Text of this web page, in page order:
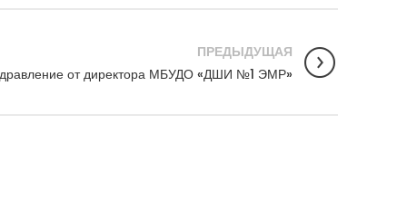
ПРЕДЫДУЩАЯ
от директора МБУДО «ДШИ №1 ЭМР»